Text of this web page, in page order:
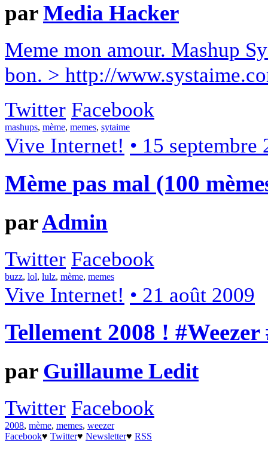
parMedia Hacker
Meme mon amour. Mashup
bon. > http://
Twitter Facebook
mashups, mème, memes, sytaime
Vive Internet! • 15 septembre
Mème pas mal (100
parAdmin
Twitter Facebook
buzz, lol, lulz, mème, memes
Vive Internet! • 21 août 2009
Tellement 2008 !
par Guillaume Ledit
Twitter Facebook
2008, mème, memes, weezer
Facebook♥ Twitter♥ Newsletter♥ RSS